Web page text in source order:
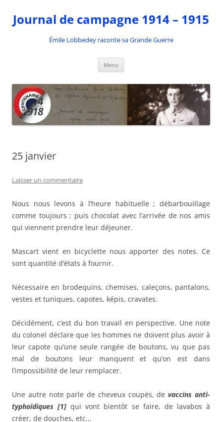
contenu
Journal de campagne 1914 – 1915
Émile Lobbedey raconte sa Grande Guerre
Menu
25 janvier
Laisser un commentaire
Nous nous levons à l’heure habituelle ; débarbouillage
comme toujours ; puis chocolat avec l’arrivée de nos amis
qui viennent prendre leur déjeuner.
Mascart vient en bicyclette nous apporter des notes. Ce
sont quantité d’états à fournir.
Nécessaire en brodequins, chemises, caleçons, pantalons,
vestes et tuniques, capotes, képis, cravates.
Décidément, c’est du bon travail en perspective. Une note
du colonel déclare que les hommes ne doivent plus avoir à
leur capote qu’une seule rangée de boutons, vu que pas
mal de boutons leur manquent et qu’on est dans
l’impossibilité de leur remplacer.
Une autre note parle de cheveux coupés, devaccins anti-
typhoïdiques [1] qui vont bientôt se faire, de lavabos à
créer, de douches, etc…